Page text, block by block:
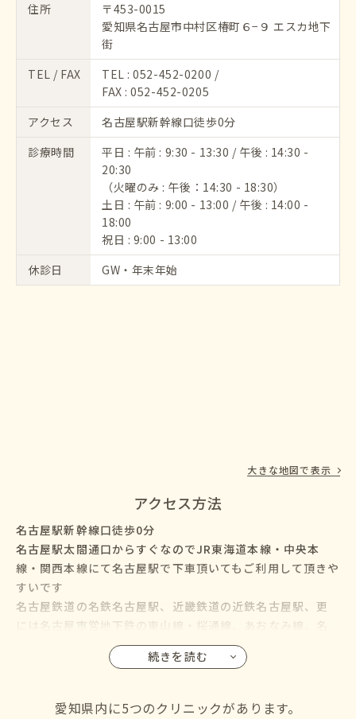
住所
〒453-0015
愛知県名古屋市中村区椿町６−９ エスカ地下
街
TEL / FAX
TEL :052-452-0200 /
FAX : 052-452-0205
アクセス
名古屋駅新幹線口徒歩0分
診療時間
平日 : 午前 : 9:30 - 13:30 / 午後 : 14:30 -
20:30
（火曜のみ : 午後：14:30 - 18:30）
土日 : 午前 : 9:00 - 13:00 / 午後 : 14:00 -
18:00
祝日 : 9:00 - 13:00
休診日
GW・年末年始
大きな地図で表示
アクセス方法
名古屋駅新幹線口徒歩0分
名古屋駅太閤通口からすぐなのでJR東海道本線・中央本
線・関西本線にて名古屋駅で下車頂いてもご利用して頂きや
すいです
名古屋鉄道の名鉄名古屋駅、近畿鉄道の近鉄名古屋駅、更
には名古屋市営地下鉄の東山線・桜通線、あおなみ線、名
鉄バス・名古屋市営バスも名古屋駅に乗り入れているので、
名古屋市の千種区・東区・北区・西区・中村区・中区・昭
区・名東区・天白区にお住いの方からも通院して頂けます
続きを読む
愛知県内に5つのクリニックがあります。